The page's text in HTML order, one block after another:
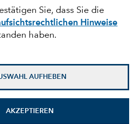
Sie, dass Sie die
Hinweise
haben.
AUFHEBEN
AKZEPTIEREN